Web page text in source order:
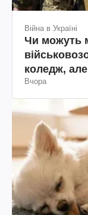
Війна в Україні
Чи можуть
коледж,
пояснення
Вчора